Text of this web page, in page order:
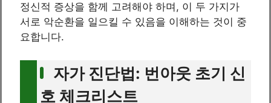
정신적 증상을 함께 고려해야 하며, 이 두 가지가
서로 악순환을 일으킬 수 있음을 이해하는 것이 중
요합니다.
자가 진단법: 번아웃 초기 신
호 체크리스트